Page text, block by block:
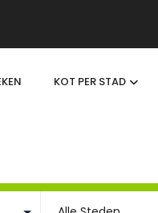
KOT PER STAD